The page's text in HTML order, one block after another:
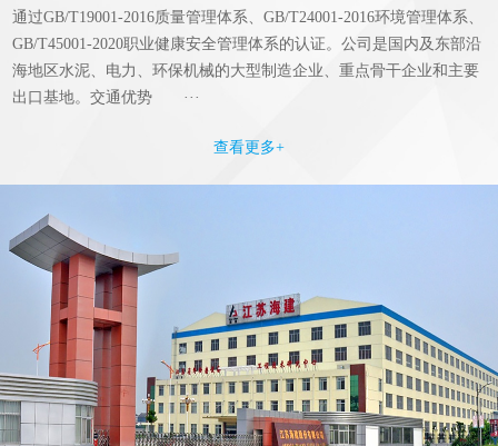
通过GB/T19001-2016质量管理体系、GB/T24001-2016环境管理体系、
GB/T45001-2020职业健康安全管理体系的认证。公司是国内及东部沿
海地区水泥、电力、环保机械的大型制造企业、重点骨干企业和主要
出口基地。交通优势 ···
查看更多+